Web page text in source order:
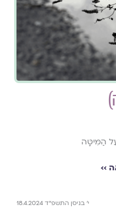
הַמִּיטָּה
››
י׳ בניסן התשפ״ד 18.4.2024